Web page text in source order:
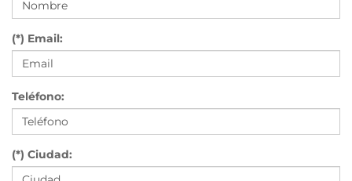
(*) Email:
Teléfono:
(*) Ciudad: